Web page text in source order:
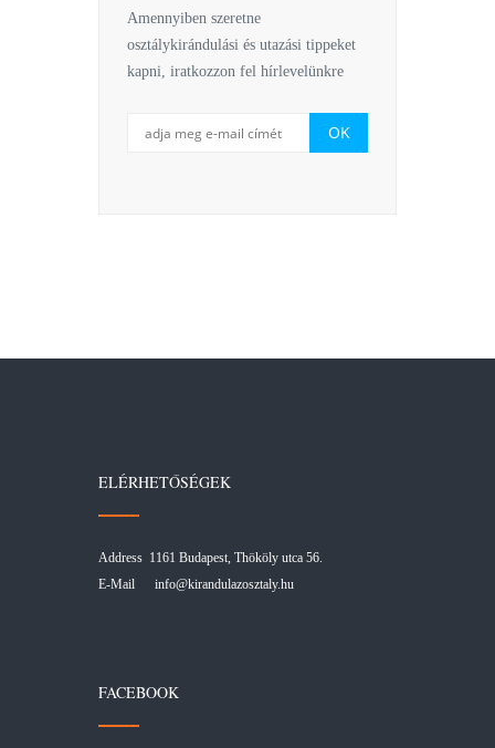
Amennyiben szeretne
osztálykirándulási és utazási tippeket
kapni, iratkozzon fel hírlevelünkre
ELÉRHETŐSÉGEK
Address 1161 Budapest, Thököly utca 56.
E-Mail info@kirandulazosztaly.hu
FACEBOOK